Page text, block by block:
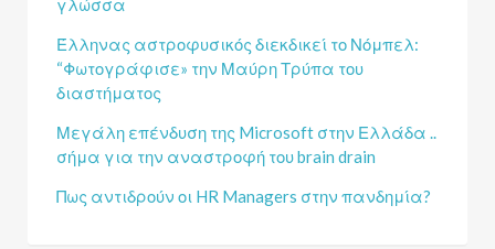
Έλληνας αστροφυσικός διεκδικεί το Νόμπελ:
“Φωτογράφισε» την Μαύρη Τρύπα του
διαστήματος
Μεγάλη επένδυση της Microsoft στην Ελλάδα ..
σήμα για την αναστροφή του brain drain
Πως αντιδρούν οι HR Managers στην πανδημία?